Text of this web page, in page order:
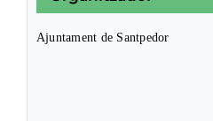
Ajuntament de Santpedor